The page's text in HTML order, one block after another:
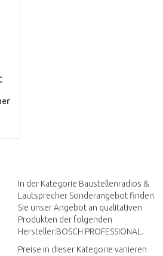
In der Kategorie Baustellenradios &
Lautsprecher Sonderangebot finden
Sie unser Angebot an qualitativen
Produkten der folgenden
Hersteller:BOSCH PROFESSIONAL.
Preise in dieser Kategorie variieren